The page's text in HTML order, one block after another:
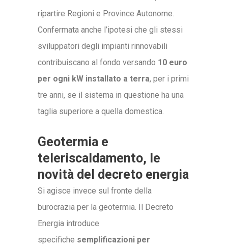
ripartire Regioni e Province Autonome.
Confermata anche l’ipotesi che gli stessi
sviluppatori degli impianti rinnovabili
contribuiscano al fondo versando 10 euro
per ogni kW installato a terra, per i primi
tre anni, se il sistema in questione ha una
taglia superiore a quella domestica.
Geotermia e
teleriscaldamento, le
novità del decreto energia
Si agisce invece sul fronte della
burocrazia per la geotermia. Il Decreto
Energia introduce
specifiche semplificazioni per